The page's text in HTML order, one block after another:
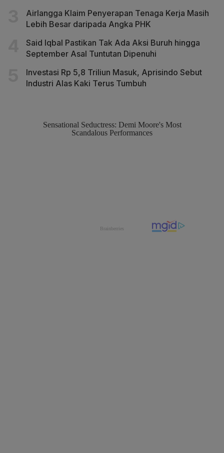
Airlangga Klaim Penyerapan Tenaga Kerja Masih
Lebih Besar daripada Angka PHK
Said Iqbal Pastikan Tak Ada Aksi Buruh hingga
September Asal Tuntutan Dipenuhi
Investasi Rp 5,8 Triliun Masuk, Aprisindo Sebut
Industri Alas Kaki Terus Tumbuh